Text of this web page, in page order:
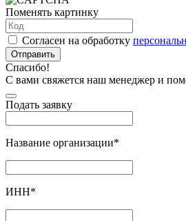
Поменять картинку
Согласен на обработку
Отправить
Спасибо!
С вами свяжется наш менеджер и
Подать заявку
Название организации*
ИНН*